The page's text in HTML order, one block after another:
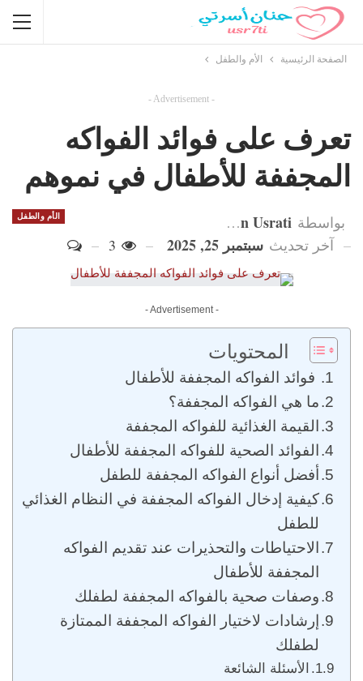
الصفحة الرئيسية الأم والطفل
- Advertisement -
تعرف على فوائد الفواكه
المجففة للأطفال في نموهم
الأم والطفل بواسطة Hanan Usrati
آخر تحديث سبتمبر 25, 2025
- Advertisement -
المحتويات
فوائد الفواكه المجففة للأطفال
ما هي الفواكه المجففة؟
القيمة الغذائية للفواكه المجففة
الفوائد الصحية للفواكه المجففة للأطفال
أفضل أنواع الفواكه المجففة للطفل
كيفية إدخال الفواكه المجففة في النظام الغذائي
للطفل
الاحتياطات والتحذيرات عند تقديم الفواكه
المجففة للأطفال
وصفات صحية بالفواكه المجففة لطفلك
إرشادات لاختيار الفواكه المجففة الممتازة
لطفلك
الأسئلة الشائعة